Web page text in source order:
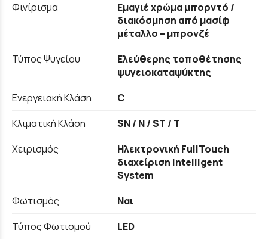
Φινίρισμα
Εμαγιέ χρώμα μπορντό /
διακόσμηση από μασίφ
μέταλλο – μπρονζέ
Τύπος Ψυγείου
Ελεύθερης τοποθέτησης
ψυγειοκαταψύκτης
Ενεργειακή Κλάση
C
Κλιματική Κλάση
SN / N / ST / T
Χειρισμός
Ηλεκτρονική FullTouch
διαχείριση Intelligent
System
Φωτισμός
Ναι
Τύπος Φωτισμού
LED